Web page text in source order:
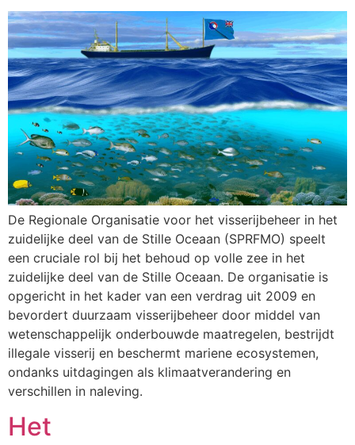
De Regionale Organisatie voor het visserijbeheer in het
zuidelijke deel van de Stille Oceaan (SPRFMO) speelt
een cruciale rol bij het behoud op volle zee in het
zuidelijke deel van de Stille Oceaan. De organisatie is
opgericht in het kader van een verdrag uit 2009 en
bevordert duurzaam visserijbeheer door middel van
wetenschappelijk onderbouwde maatregelen, bestrijdt
illegale visserij en beschermt mariene ecosystemen,
ondanks uitdagingen als klimaatverandering en
verschillen in naleving.
Het